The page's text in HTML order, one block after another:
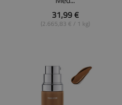
31,99 €
(2.665,83 € / 1 kg)